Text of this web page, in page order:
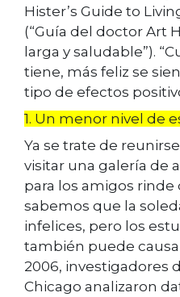
Hister’s Guide to
(“Guía del doctor Art
larga y saludable”).
tiene, más feliz se
tipo de efectos
1. Un menor nivel de
Ya se trate de
visitar una galería de
para los amigos rinde
sabemos que la
infelices, pero los
también puede
2006, investigadores
Chicago analizaron